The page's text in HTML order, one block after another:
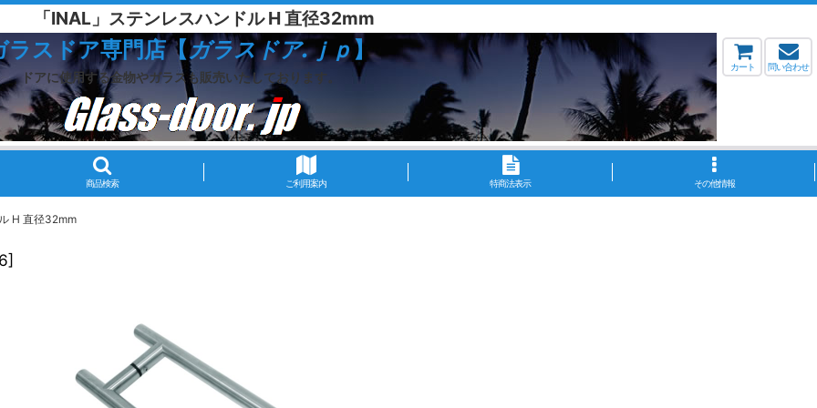
「INAL」ステンレスハンドル H 直径32mm
ラスドア専門店【ガラスドア.ｊｐ】
ドアに使用する金物やガラスも販売いたしております。
カート 問い合わせ
商品検索 ご利用案内 特商法表示 その他情報
H 直径32mm
]